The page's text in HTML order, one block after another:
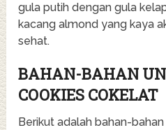
gula putih dengan gula
kacang almond yang kaya
sehat.
BAHAN-BAHAN
COOKIES COKELAT
Berikut adalah bahan-